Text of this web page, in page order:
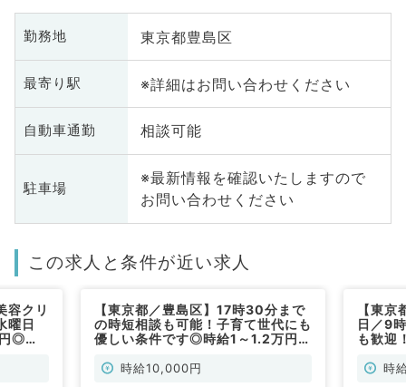
勤務地 東京都豊島区
最寄り駅 ※詳細はお問い合わせください
自動車通勤 相談可能
駐車場
※最新情報を確認いたしますので
お問い合わせください
この求人と条件が近い求人
容クリ
曜日
◎タ
【東京都／豊島区】17時30分まで
の時短相談も可能！子育て世代にも
優しい条件です◎時給1～1.2万円・
（皮膚科・美容皮膚科／非常勤）
時給10,000円
【東
日／9
も歓迎
円（時